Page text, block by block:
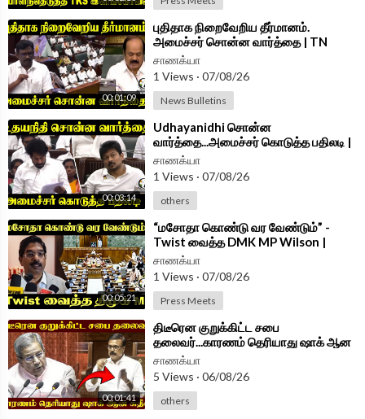
00:01:09
⁣புதிதாக நிறைவேறிய தீர்மானம்.
அமைச்சர் சொன்ன வார்த்தை | TN
Assembly 2026 | DMK | TVK
சாணக்யா
1 Views · 07/08/26
News Bulletins
00:03:14
⁣Udhayanidhi சொன்ன
வார்த்தை...அமைச்சர் கொடுத்த பதிலடி |
Minister Vinoth Speech TN
Assembly 2026
சாணக்யா
1 Views · 07/08/26
others
00:05:21
⁣“மசோதா கொண்டு வர வேண்டும்” -
Twist வைத்த DMK MP Wilson |
Press Meet | Delhi
சாணக்யா
1 Views · 07/08/26
Press Meets
00:01:41
⁣திடீரென குறுக்கிட்ட சபை
தலைவர்...காரணம் தெரியாது ஷாக் ஆன
Sudhish | Parliament Session 2026
சாணக்யா
5 Views · 06/08/26
others